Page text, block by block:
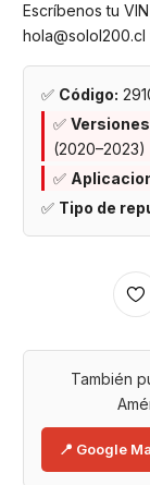
Escríbenos tu
✅ Código:
✅
(2020–2023)
✅
✅ Tipo de
También
📍 Google